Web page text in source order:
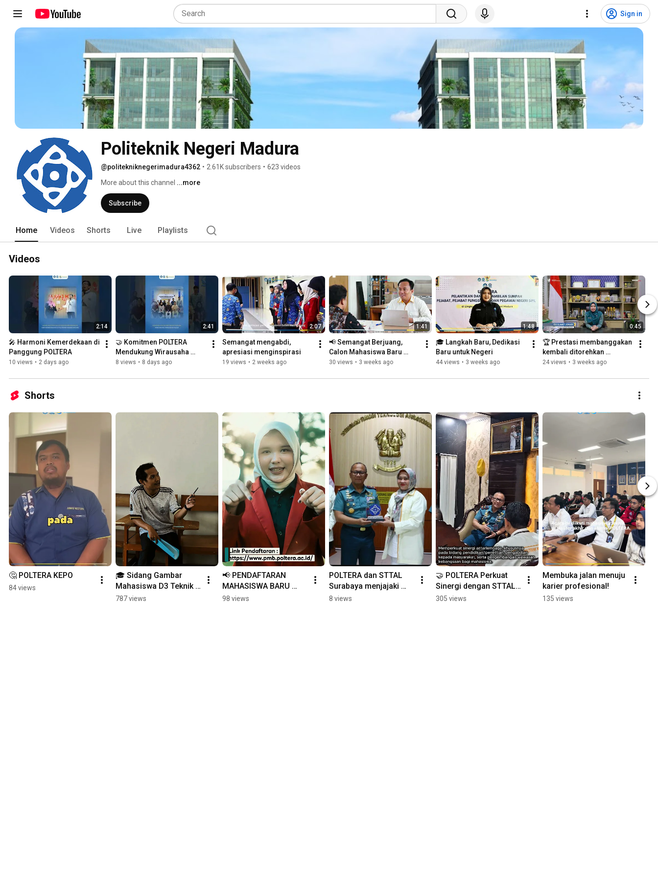
Sign in
Politeknik Negeri Madura
@politekniknegerimadura4362 • 2.61K subscribers • 623 videos
More about this channel ...more
Subscribe
Home Videos Shorts Live Playlists
Videos
2:14
🎤 Harmoni Kemerdekaan di
Panggung POLTERA
10 views • 2 days ago
2:41
🤝 Komitmen POLTERA
Mendukung Wirausaha
Muda!
8 views • 8 days ago
2:07
Semangat mengabdi,
apresiasi menginspirasi
19 views • 2 weeks ago
1:41
📢 Semangat Berjuang,
Calon Mahasiswa Baru
POLTERA! 💙
30 views • 3 weeks ago
1:48
🎓 Langkah Baru, Dedikasi
Baru untuk Negeri
44 views • 3 weeks ago
0:45
🏆 Prestasi membanggakan
kembali ditorehkan
Politeknik Negeri Madura.
24 views • 3 weeks ago
Shorts
🤔 POLTERA KEPO
84 views
🎓 Sidang Gambar
Mahasiswa D3 Teknik
Bangunan Kapal
787 views
📢 PENDAFTARAN
MAHASISWA BARU
POLTERA MASIH
98 views
POLTERA dan STTAL
Surabaya menjajaki
penguatan kerja sama
8 views
🤝 POLTERA Perkuat
Sinergi dengan STTAL
Surabaya
305 views
Membuka jalan menuju
karier profesional!
135 views